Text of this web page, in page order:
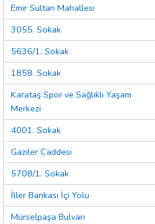
Emir Sultan Mahallesi
3055. Sokak
5636/1. Sokak
1858. Sokak
Karataş Spor ve Sağlıklı Yaşam
Merkezi
4001. Sokak
Gaziler Caddesi
5708/1. Sokak
İller Bankası İçi Yolu
Mürselpaşa Bulvarı